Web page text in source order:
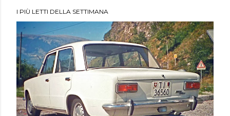
I PIÙ LETTI DELLA SETTIMANA